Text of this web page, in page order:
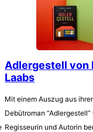
Adlergestell von
Laabs
Mit einem Auszug aus
Debütroman
Regisseurin und Autorin